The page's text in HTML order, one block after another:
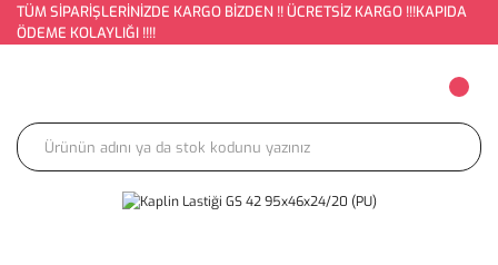
TÜM SİPARİŞLERİNİZDE KARGO BİZDEN !! ÜCRETSİZ KARGO !!!KAPIDA
ÖDEME KOLAYLIĞI !!!!